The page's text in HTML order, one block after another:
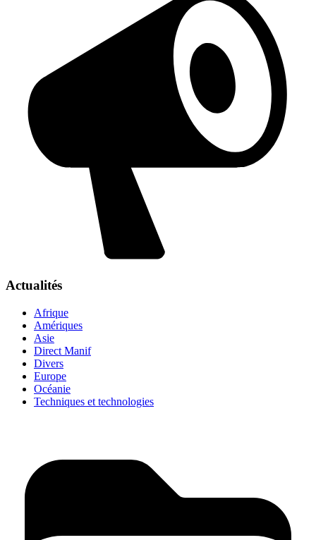
Actualités
Afrique
Amériques
Asie
Direct Manif
Divers
Europe
Océanie
Techniques et technologies